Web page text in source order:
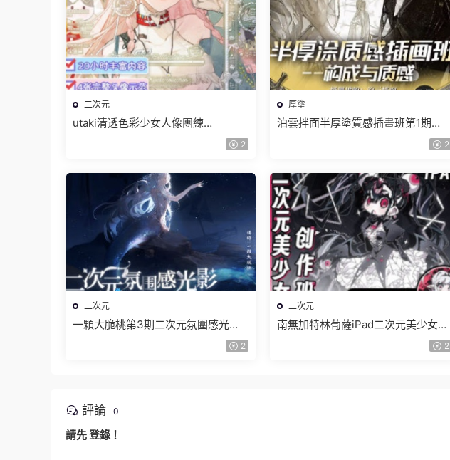
二次元
utaki清透色彩少女人像團練
2
厚塗
泊雲拌面半厚塗質感插畫班第1期
2
二次元
一顆大脆桃第3期二次元氛圍感光影
特訓班2024【畫質高清隻有視頻】
2
二次元
南無加特林葡薩iPad二次元美少女創
作班2024【畫質高清隻有視頻】
2
評論 0
請先登錄 ！